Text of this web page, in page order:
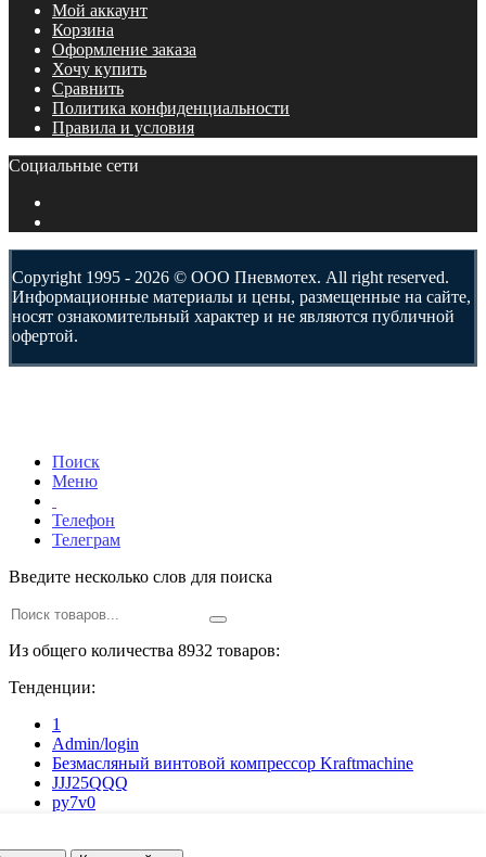
Мой аккаунт
Корзина
Оформление заказа
Хочу купить
Сравнить
Политика конфиденциальности
Правила и условия
Социальные сети
Copyright 1995 - 2026 © ООО Пневмотех. All right reserved.
Информационные материалы и цены, размещенные на сайте,
носят ознакомительный характер и не являются публичной
офертой.
Поиск
Меню
Телефон
Телеграм
Введите несколько слов для поиска
Из общего количества 8932 товаров:
Тенденции:
1
Admin/login
Безмасляный винтовой компрессор Kraftmaсhine
JJJ25QQQ
py7v0